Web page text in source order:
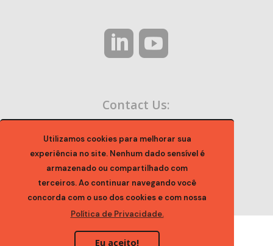
Utilizamos cookies para melhorar sua
experiência no site. Nenhum dado sensível é
armazenado ou compartilhado com
terceiros. Ao continuar navegando você
concorda com o uso dos cookies e com nossa
Política de Privacidade.
Eu aceito!
Contact Us:
contato@ocaa.org.br